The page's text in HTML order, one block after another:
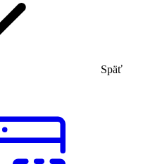
Späť